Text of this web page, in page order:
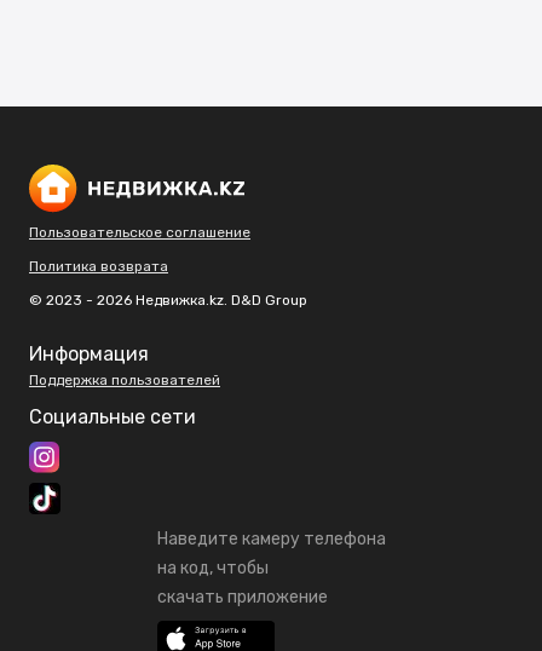
Пользовательское соглашение
Политика возврата
© 2023 - 2026 Недвижка.kz. D&D Group
Информация
Поддержка пользователей
Социальные сети
Наведите камеру телефона
на код, чтобы
скачать приложение